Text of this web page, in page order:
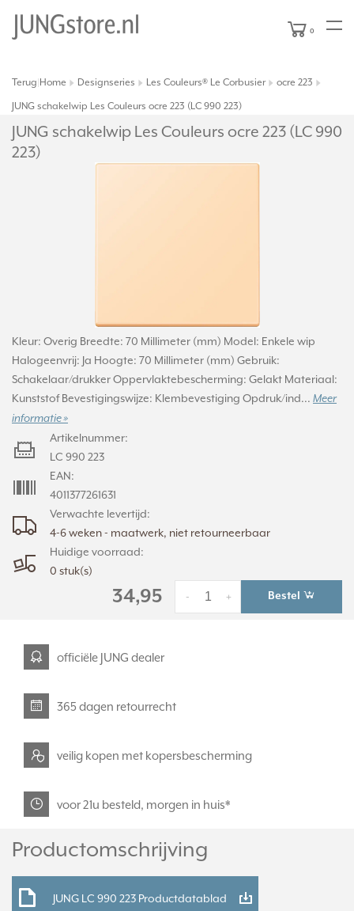
0
Terug Home Designseries Les Couleurs® Le Corbusier ocre 223
JUNG schakelwip Les Couleurs ocre 223 (LC 990 223)
JUNG schakelwip Les Couleurs ocre 223 (LC 990
223)
Kleur: Overig Breedte: 70 Millimeter (mm) Model: Enkele wip
Halogeenvrij: Ja Hoogte: 70 Millimeter (mm) Gebruik:
Schakelaar/drukker Oppervlaktebescherming: Gelakt Materiaal:
Kunststof Bevestigingswijze: Klembevestiging Opdruk/ind... Meer
informatie »
Verwachte levertijd:
4-6 weken - maatwerk, niet retourneerbaar
Huidige voorraad:
0 stuk(s)
Artikelnummer:
LC 990 223
EAN:
4011377261631
34,95 +
- Bestel
officiële JUNG dealer
365 dagen retourrecht
veilig kopen met kopersbescherming
voor 21u besteld, morgen in huis*
Productomschrijving
JUNG LC 990 223 Productdatablad